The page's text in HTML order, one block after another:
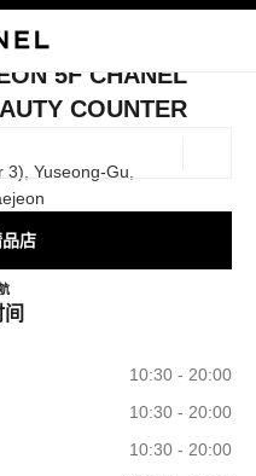
铺
5F CHANEL FRAGRANCE
5F CHANEL
COUNTER
Yuseong-Gu,
店
607 8549
Daejeon 5F
10:30 - 20:00
10:30 - 20:00
10:30 - 20:00